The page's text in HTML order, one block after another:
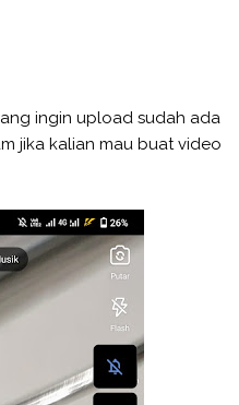
ingin upload sudah ada
jika kalian mau buat video